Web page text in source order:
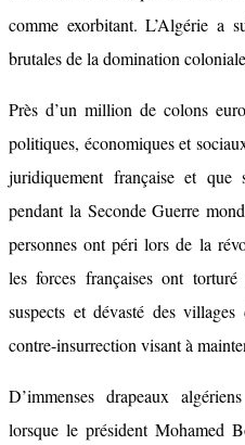
comme exorbitant. L’Algérie a
brutales de la domination
Près d’un million de colons
politiques, économiques et
juridiquement française et que
pendant la Seconde Guerre
personnes ont péri lors de la
les forces françaises ont
suspects et dévasté des
contre-insurrection visant à
D’immenses drapeaux
lorsque le président Mohamed